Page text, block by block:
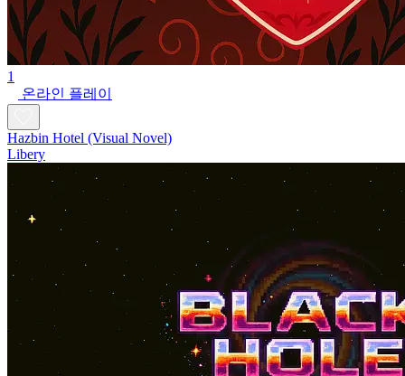
1
온라인 플레이
Hazbin Hotel (Visual Novel)
Libery